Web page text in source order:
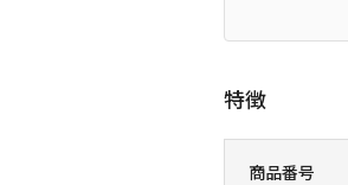
商品番号
特徴